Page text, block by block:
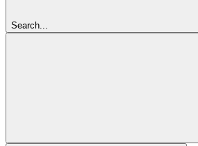
Search...